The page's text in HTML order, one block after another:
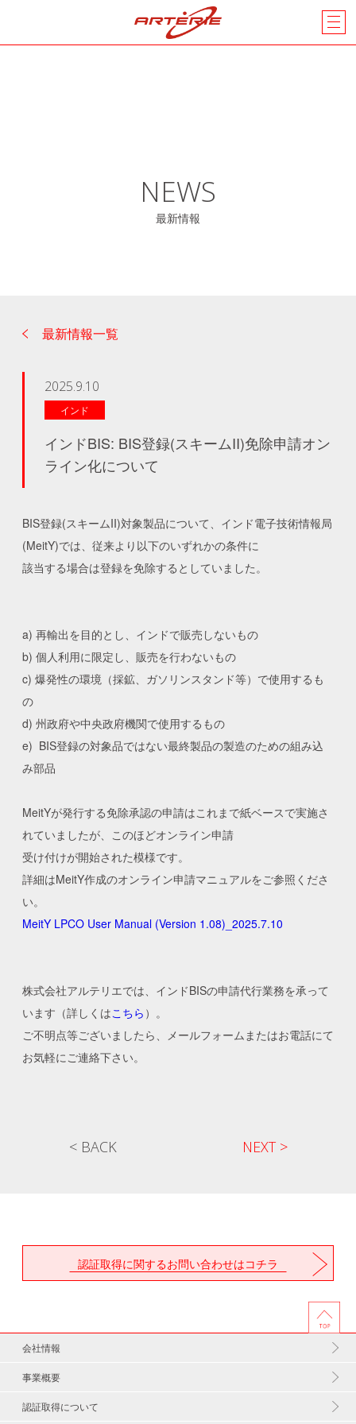
NEWS
最新情報
最新情報一覧
2025.9.10
インド
インドBIS: BIS登録(スキームII)免除申請オン
ライン化について
BIS登録(スキームII)対象製品について、インド電子技術情報局
(MeitY)では、従来より以下のいずれかの条件に
該当する場合は登録を免除するとしていました。
a) 再輸出を目的とし、インドで販売しないもの
b) 個人利用に限定し、販売を行わないもの
c) 爆発性の環境（採鉱、ガソリンスタンド等）で使用するも
の
d) 州政府や中央政府機関で使用するもの
e) BIS登録の対象品ではない最終製品の製造のための組み込
み部品
MeitYが発行する免除承認の申請はこれまで紙ベースで実施さ
れていましたが、このほどオンライン申請
受け付けが開始された模様です。
詳細はMeitY作成のオンライン申請マニュアルをご参照くださ
い。
MeitY LPCO User Manual (Version 1.08)_2025.7.10
株式会社アルテリエでは、インドBISの申請代行業務を承って
います（詳しくはこちら ）。
ご不明点等ございましたら、メールフォームまたはお電話にて
お気軽にご連絡下さい。
< BACK NEXT >
認証取得に関するお問い合わせはコチラ
会社情報
事業概要
認証取得について